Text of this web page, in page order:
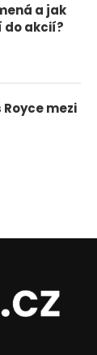
a jak
do akcií?
mezi